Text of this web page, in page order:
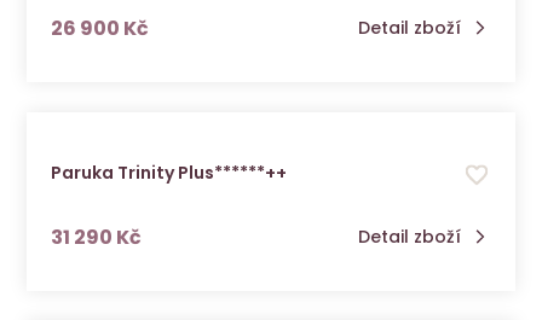
26 900 Kč Detail zboží
Paruka Trinity Plus******++
31 290 Kč Detail zboží